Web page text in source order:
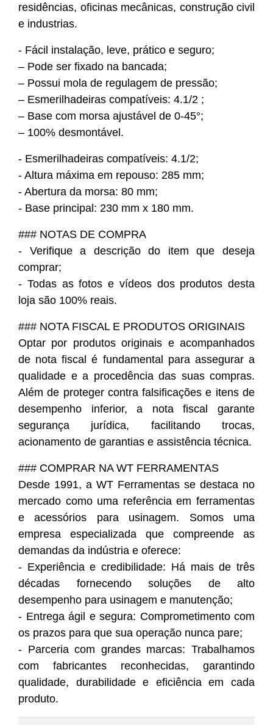
residências, oficinas mecânicas, construção civil
e industrias.
- Fácil instalação, leve, prático e seguro;
– Pode ser fixado na bancada;
– Possui mola de regulagem de pressão;
– Esmerilhadeiras compatíveis: 4.1/2 ;
– Base com morsa ajustável de 0-45°;
– 100% desmontável.
- Esmerilhadeiras compatíveis: 4.1/2;
- Altura máxima em repouso: 285 mm;
- Abertura da morsa: 80 mm;
- Base principal: 230 mm x 180 mm.
### NOTAS DE COMPRA
- Verifique a descrição do item que deseja
comprar;
- Todas as fotos e vídeos dos produtos desta
loja são 100% reais.
### NOTA FISCAL E PRODUTOS ORIGINAIS
Optar por produtos originais e acompanhados
de nota fiscal é fundamental para assegurar a
qualidade e a procedência das suas compras.
Além de proteger contra falsificações e itens de
desempenho inferior, a nota fiscal garante
segurança jurídica, facilitando trocas,
acionamento de garantias e assistência técnica.
### COMPRAR NA WT FERRAMENTAS
Desde 1991, a WT Ferramentas se destaca no
mercado como uma referência em ferramentas
e acessórios para usinagem. Somos uma
empresa especializada que compreende as
demandas da indústria e oferece:
- Experiência e credibilidade: Há mais de três
décadas fornecendo soluções de alto
desempenho para usinagem e manutenção;
- Entrega ágil e segura: Comprometimento com
os prazos para que sua operação nunca pare;
- Parceria com grandes marcas: Trabalhamos
com fabricantes reconhecidas, garantindo
qualidade, durabilidade e eficiência em cada
produto.